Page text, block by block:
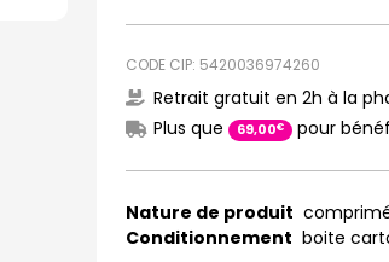
CODE CIP: 5420036974260
Retrait gratuit en 2h à la
Plus que
69,00€ pour
Nature de produit
Conditionnement boite